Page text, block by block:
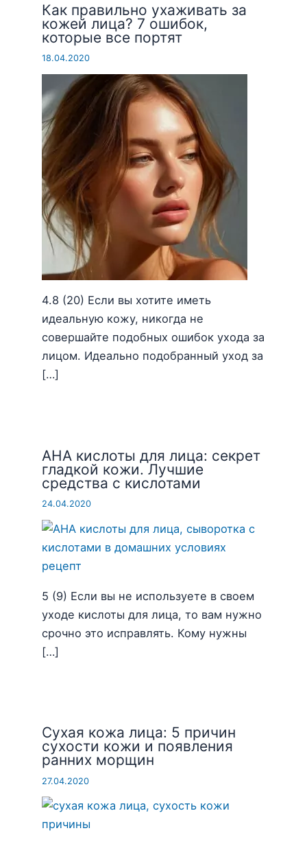
Как правильно ухаживать за
кожей лица? 7 ошибок,
которые все портят
18.04.2020
4.8 (20) Если вы хотите иметь
идеальную кожу, никогда не
совершайте подобных ошибок ухода за
лицом. Идеально подобранный уход за
[…]
AHA кислоты для лица: секрет
гладкой кожи. Лучшие
средства с кислотами
24.04.2020
5 (9) Если вы не используете в своем
уходе кислоты для лица, то вам нужно
срочно это исправлять. Кому нужны
[…]
Сухая кожа лица: 5 причин
сухости кожи и появления
ранних морщин
27.04.2020